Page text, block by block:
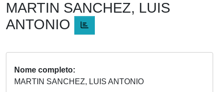
MARTIN SANCHEZ, LUIS
ANTONIO
Nome completo
MARTIN SANCHEZ, LUIS ANTONIO